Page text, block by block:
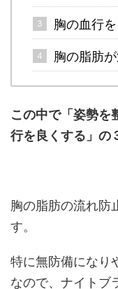
胸の血行
胸の脂肪
この中で「姿勢を
行を良くする」の
胸の脂肪の流れ防
す。
特に無防備になり
なので、ナイトブ